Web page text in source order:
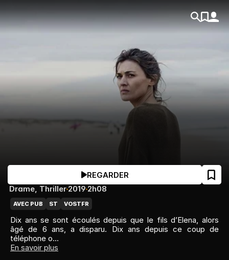
REGARDER
Drame, Thriller 2h08
2019
Dix ans se sont écoulés depuis que le fils d’Elena, alors
âgé de 6 ans, a disparu. Dix ans depuis ce coup de
téléphone o...
En savoir plus
AVEC PUB ST VOSTFR